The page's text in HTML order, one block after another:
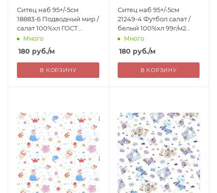
Ситец наб 95+/-5см
18883-6 Подводный мир /
салат 100%хл ГОСТ
РОССИЯ 180=
Много
180 руб./м
В КОРЗИНУ
Ситец наб 95+/-5см
21249-4 Футбол салат /
белый 100%хл 99г/м2
ГОСТ РОССИЯ 180=
Много
180 руб./м
В КОРЗИНУ